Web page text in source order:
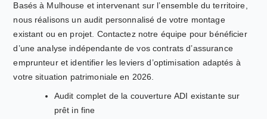
Basés à Mulhouse et intervenant sur l’ensemble du territoire,
nous réalisons un audit personnalisé de votre montage
existant ou en projet. Contactez notre équipe pour bénéficier
d’une analyse indépendante de vos contrats d’assurance
emprunteur et identifier les leviers d’optimisation adaptés à
votre situation patrimoniale en 2026.
Audit complet de la couverture ADI existante sur
prêt in fine